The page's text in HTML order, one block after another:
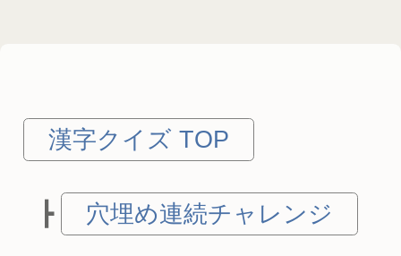
漢字クイズ TOP
穴埋め連続チャレンジ